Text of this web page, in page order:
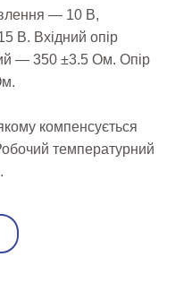
— 10 В,
В. Вхідний опір
— 350 ±3.5 Ом. Опір
компенсується
температурний